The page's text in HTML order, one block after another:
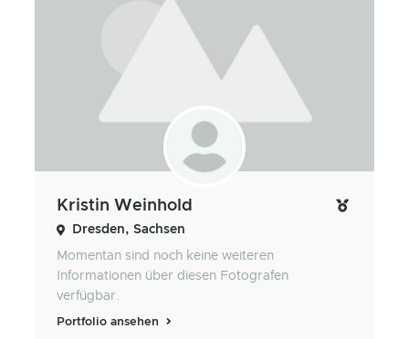
Kristin Weinhold
Dresden, Sachsen
Momentan sind noch keine weiteren
Informationen über diesen Fotografen
verfügbar.
Portfolio ansehen